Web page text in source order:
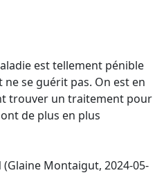
est tellement pénible
se guérit pas. On est en
trouver un traitement pour
de plus en plus
(Glaine Montaigut, 2024-05-